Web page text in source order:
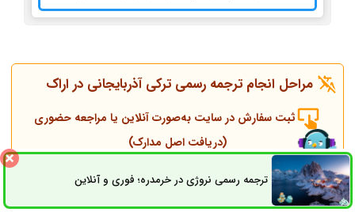
مراحل انجام ترجمه رسمی ترکی آذربایجانی در اراک
ثبت سفارش در سایت به‌صورت آنلاین یا مراجعه حضوری
(دریافت اصل مدارک)
تماس همکاران و مشاوره قبل از انجام ترجمه
ترجمه رسمی نروژی در خرمدره؛ فوری و آنلاینثبت سفارش راه های ارتباطی